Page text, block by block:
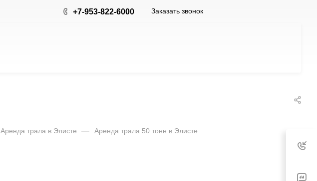
+7-953-822-6000 Заказать звонок
Аренда трала в Элисте — Аренда трала 50 тонн в Элисте